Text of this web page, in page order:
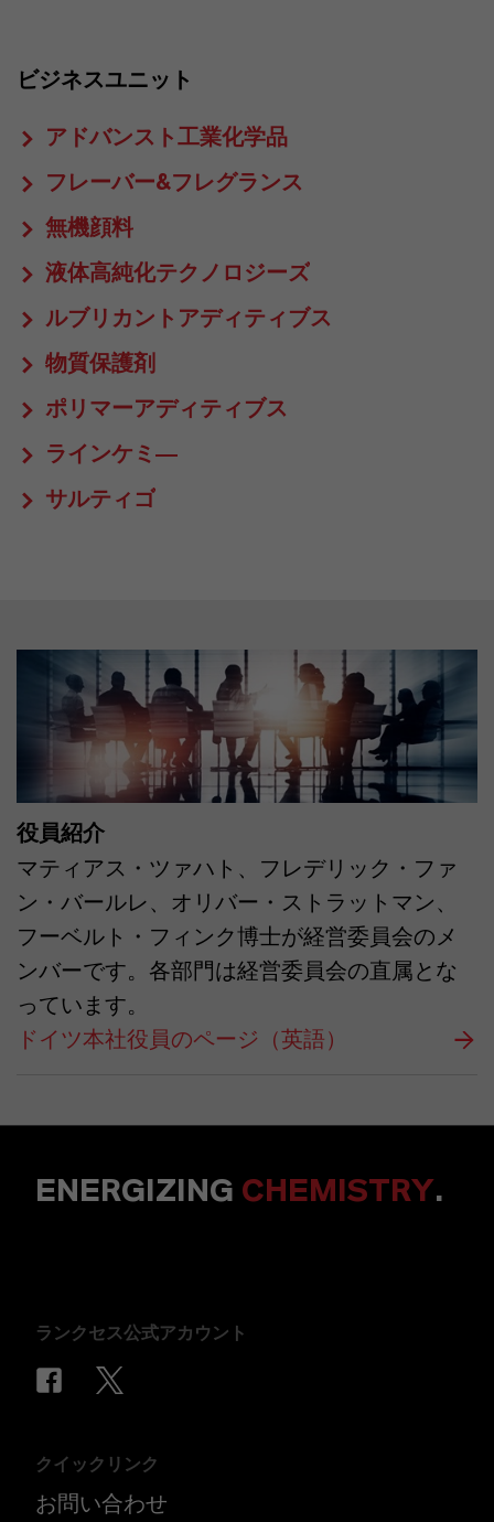
ビジネスユニット
アドバンスト工業化学品
フレーバー&フレグランス
無機顔料
液体高純化テクノロジーズ
ルブリカントアディティブス
物質保護剤
ポリマーアディティブス
ラインケミ―
サルティゴ
役員紹介
マティアス・ツァハト、フレデリック・ファ
ン・バールレ、オリバー・ストラットマン、
フーベルト・フィンク博士が経営委員会のメ
ンバーです。各部門は経営委員会の直属とな
っています。
ドイツ本社役員のページ（英語）
ENERGIZING CHEMISTRY.
ランクセス公式アカウント
クイックリンク
お問い合わせ